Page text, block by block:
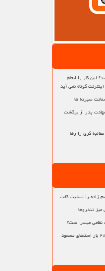
این کار را انجام
کوتاه نمی آید
سپرده ها
پدر از برگشت
گری را رها
زاده را تسلیت گفت
تندروها
نظامی میسر است؟
پشت پرده ادعای یک روحانی در رابطه با ۲۸ بار استعفای مسعود